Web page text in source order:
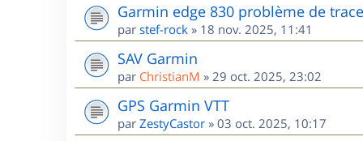
Garmin edge 830 problème de
par stef-rock » 18 nov. 2025, 11:41
SAV Garmin
par ChristianM » 29 oct. 2025, 23:02
GPS Garmin VTT
par ZestyCastor » 03 oct. 2025, 10:17